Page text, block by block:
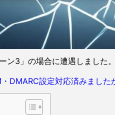
ン3」の場合に遭遇しました
DMARC設定対応済みました